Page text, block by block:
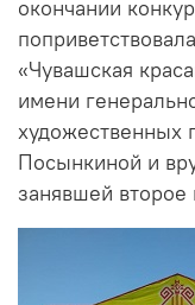
окончании
«Чувашская
имени
художественных
Посынкиной и
занявшей второе